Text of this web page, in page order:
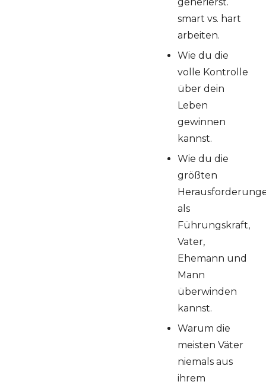
smart vs. hart
arbeiten.
Wie du die
volle Kontrolle
über dein
Leben
gewinnen
kannst.
Wie du die
größten
als
Führungskraft,
Vater,
Ehemann und
Mann
überwinden
kannst.
Warum die
meisten Väter
niemals aus
ihrem